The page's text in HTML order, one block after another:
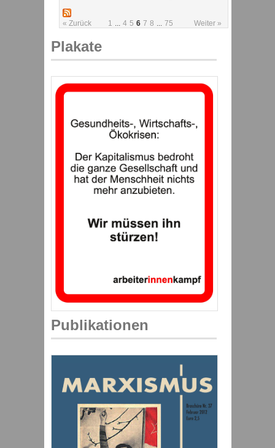
« Zurück 1 4 5 6 7 8 75 Weiter »
Plakate
Publikationen